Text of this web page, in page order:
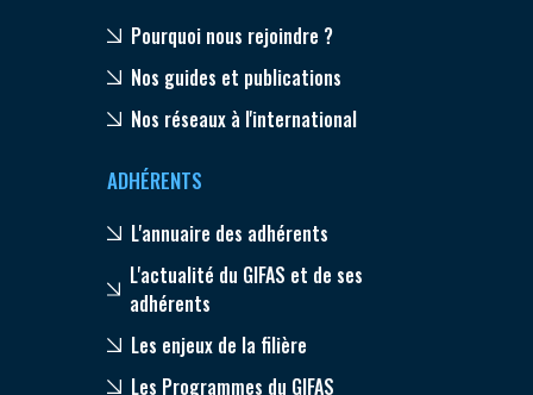
Pourquoi nous rejoindre ?
Nos guides et publications
Nos réseaux à l'international
ADHÉRENTS
L'annuaire des adhérents
L'actualité du GIFAS et de ses
adhérents
Les enjeux de la filière
Les Programmes du GIFAS